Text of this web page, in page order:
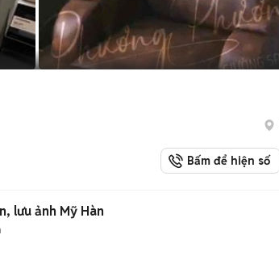
Bấm để hiện số
lưu ảnh Mỹ Hàn